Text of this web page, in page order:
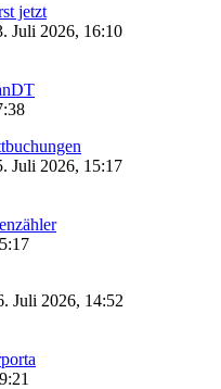
jetzt
Juli 2026, 16:10
Juli 2026, 15:17
Juli 2026, 14:52